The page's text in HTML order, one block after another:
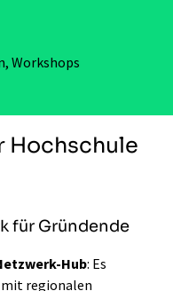
Workshops
Hochschule
für Gründende
Hub: Es
regionalen